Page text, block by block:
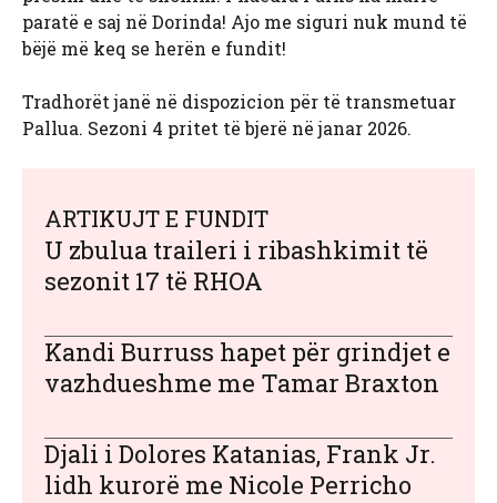
paratë e saj në Dorinda! Ajo me siguri nuk mund të
bëjë më keq se herën e fundit!
Tradhorët janë në dispozicion për të transmetuar
Pallua. Sezoni 4 pritet të bjerë në janar 2026.
ARTIKUJT E FUNDIT
U zbulua traileri i ribashkimit të
sezonit 17 të RHOA
Kandi Burruss hapet për grindjet e
vazhdueshme me Tamar Braxton
Djali i Dolores Katanias, Frank Jr.
lidh kurorë me Nicole Perricho